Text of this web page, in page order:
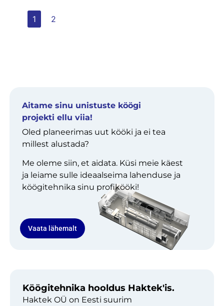
1 2
Aitame sinu unistuste köögi
projekti ellu viia!
Oled planeerimas uut kööki ja ei tea
millest alustada?
Me oleme siin, et aidata. Küsi meie käest
ja leiame sulle ideaalseima lahenduse ja
köögitehnika sinu profikööki!
Vaata lähemalt
Köögitehnika hooldus Haktek'is.
Haktek OÜ on Eesti suurim